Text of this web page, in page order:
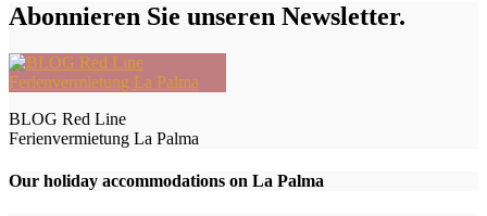
Abonnieren Sie unseren Newsletter.
BLOG Red Line
Ferienvermietung La Palma
Our holiday accommodations on La Palma